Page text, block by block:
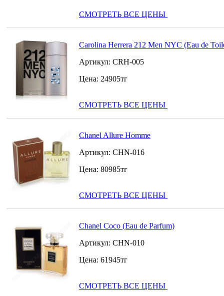
СМОТРЕТЬ ВСЕ ЦЕНЫ
Carolina Herrera 212 Men NYC (Eau de
Артикул: CRH-005
Цена: 24905тг
СМОТРЕТЬ ВСЕ ЦЕНЫ
Chanel Allure Homme
Артикул: CHN-016
Цена: 80985тг
СМОТРЕТЬ ВСЕ ЦЕНЫ
Chanel Coco (Eau de Parfum)
Артикул: CHN-010
Цена: 61945тг
СМОТРЕТЬ ВСЕ ЦЕНЫ